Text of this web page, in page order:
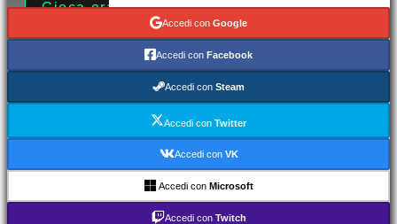
Gioca ora! Maggiori informazioni
Accedi con Google
Accedi con Facebook
Accedi con Steam
Accedi con Twitter
Accedi con VK
Accedi con Microsoft
Accedi con Twitch